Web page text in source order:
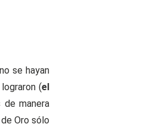
se hayan
(el
manera
Oro sólo